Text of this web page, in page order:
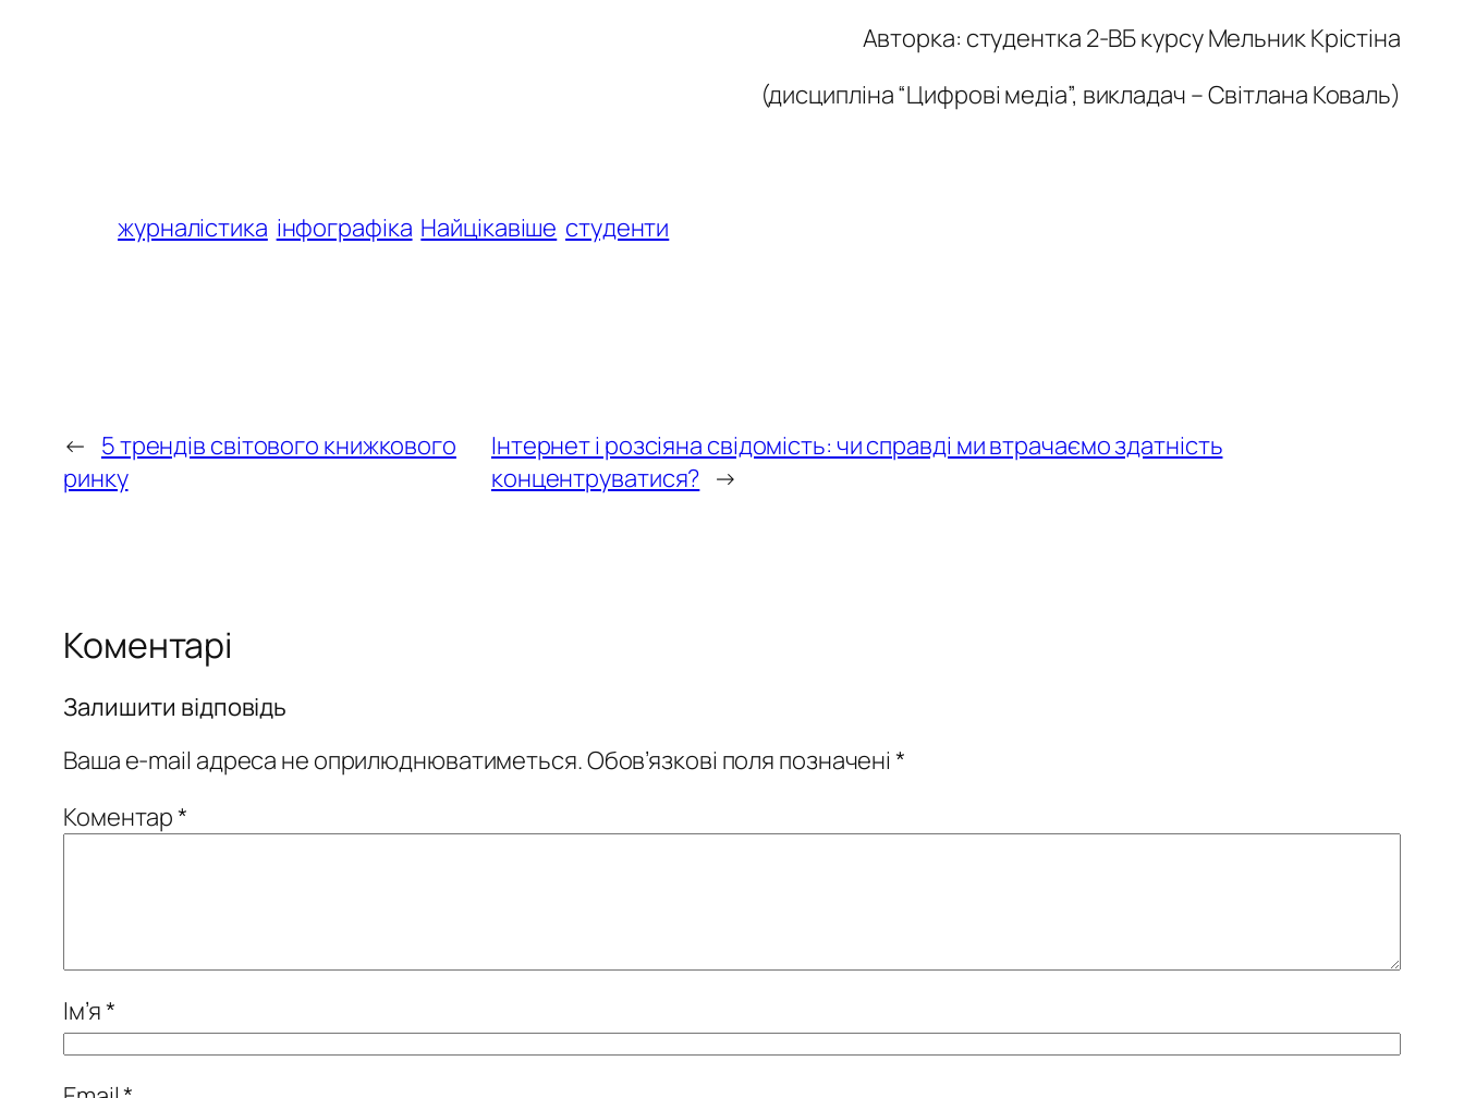
Авторка: студентка 2-ВБ курсу Мельник Крістіна
(дисципліна “Цифрові медіа”, викладач – Світлана Коваль)
журналістика інфографіка Найцікавіше студенти
← 5 трендів світового книжкового
ринку
Інтернет і розсіяна свідомість: чи справді ми втрачаємо здатність
концентруватися? →
Коментарі
Залишити відповідь
Ваша e-mail адреса не оприлюднюватиметься.Обов’язкові поля позначені*
Коментар*
Ім’я*